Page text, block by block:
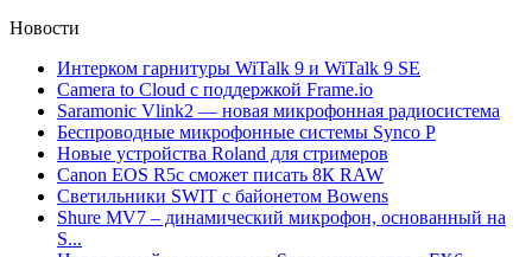
Новости
Интерком гарнитуры WiTalk 9 и WiTalk 9 SE
Camera to Cloud с поддержкой Frame.io
Saramonic Vlink2 — новая микрофонная радиосистема
Беспроводные микрофонные системы Synco P
Новые устройства Roland для стримеров
Canon EOS R5c сможет писать 8К RAW
Светильники SWIT с байонетом Bowens
Shure MV7 – динамический микрофон, основанный на
S...